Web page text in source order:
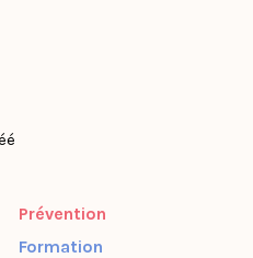
Prévention
Formation